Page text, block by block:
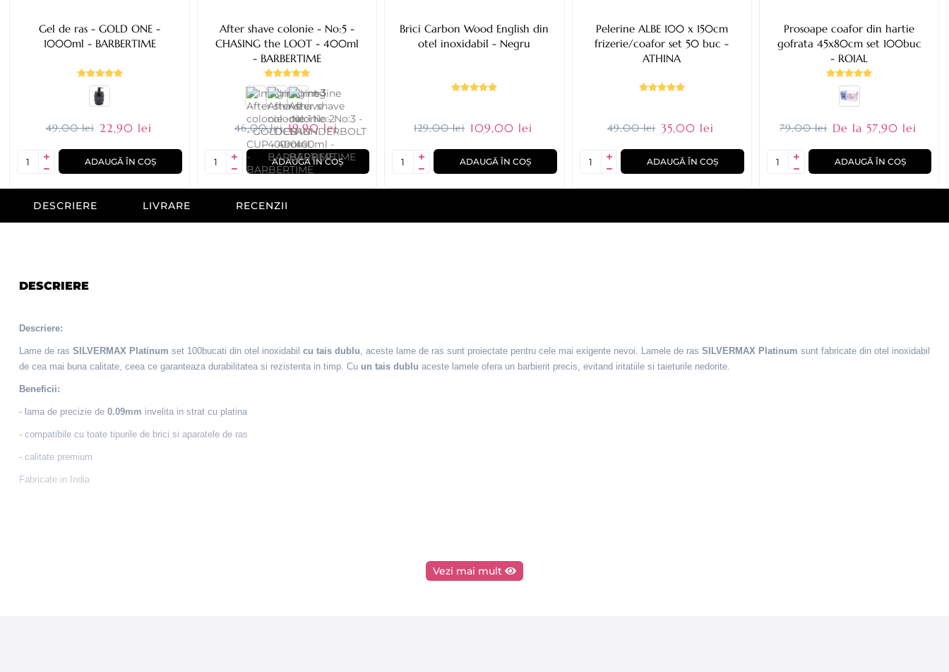
Gel de ras - GOLD ONE -
1000ml - BARBERTIME
49,00 lei 22,90 lei
ADAUGĂ ÎN COȘ
After shave colonie - No:5 -
CHASING the LOOT - 400ml
- BARBERTIME
+ 3
46,00 lei 19,90 lei
ADAUGĂ ÎN COȘ
Brici Carbon Wood English din
otel inoxidabil - Negru
129,00 lei 109,00 lei
ADAUGĂ ÎN COȘ
Pelerine ALBE 100 x 150cm
frizerie/coafor set 50 buc -
ATHINA
49,00 lei 35,00 lei
ADAUGĂ ÎN COȘ
Prosoape coafor din hartie
gofrata 45x80cm set 100buc
- ROIAL
79,00 lei De la 57,90 lei
ADAUGĂ ÎN COȘ
DESCRIERE LIVRARE RECENZII
DESCRIERE
Descriere:
Lame de ras SILVERMAX Platinum set 100bucati din otel inoxidabil cu tais dublu, aceste lame de ras sunt proiectate pentru cele mai exigente nevoi. Lamele de rasSILVERMAX Platinum sunt fabricate din otel inoxidabil
de cea mai buna calitate, ceea ce garanteaza durabilitatea si rezistenta in timp. Cu un tais dublu aceste lamele ofera un barbierit precis, evitand iritatiile si taieturile nedorite.
Beneficii:
- lama de precizie de 0.09mm invelita in strat cu platina
- compatibile cu toate tipurile de brici si aparatele de ras
- calitate premium
Fabricate in India
Vezi mai mult